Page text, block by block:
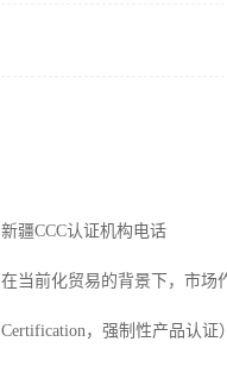
新疆CCC认证机构电话
在当前化贸易的背景下，市场
Certification，强制性产品认